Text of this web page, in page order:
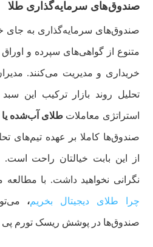
صندوق‌های سرمایه‌گذاری طلا
صندوق‌های سرمایه‌گذاری به
متنوع از گواهی‌های سپرده و اوراق
خریداری و مدیریت می‌کنند.
تحلیل روند بازار ترکیب این
استراتژی معاملات طلای آب‌شده یا
صندوق‌ها کاملا بر عهده
از این بابت خیالتان راحت
نگرانی نخواهید داشت. با مطالعه
چرا طلای دیجیتال بخریم،
صندوق‌ها در پوشش ریسک تورم پی